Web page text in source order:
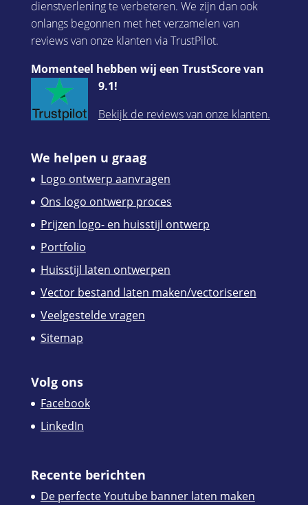
dienstverlening te verbeteren. We zijn dan ook
onlangs begonnen met het verzamelen van
reviews van onze klanten via TrustPilot.
Momenteel hebben wij een TrustScore van
9.1!
Bekijk de reviews van onze klanten.
We helpen u graag
Logo ontwerp aanvragen
Ons logo ontwerp proces
Prijzen logo- en huisstijl ontwerp
Portfolio
Huisstijl laten ontwerpen
Vector bestand laten maken/vectoriseren
Veelgestelde vragen
Sitemap
Volg ons
Facebook
LinkedIn
Recente berichten
De perfecte Youtube banner laten maken